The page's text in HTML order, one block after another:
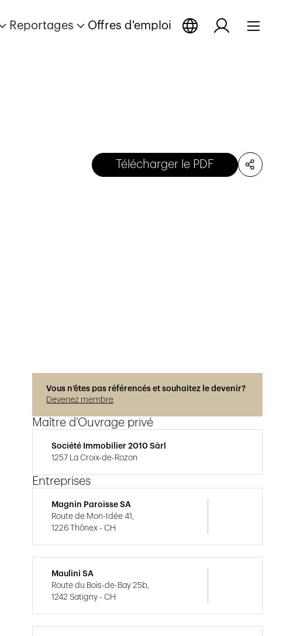
Reportages Offres d'emploi
Télécharger le PDF
Vous n’êtes pas référencés et souhaitez le devenir?
Devenez membre
Maître d’Ouvrage privé
Société Immobilier 2010 Sàrl
1257 La Croix-de-Rozon
Entreprises
Magnin Paroisse SA
Route de Mon-Idée 41,
1226 Thônex - CH
Maulini SA
Route du Bois-de-Bay 25b,
1242 Satigny - CH